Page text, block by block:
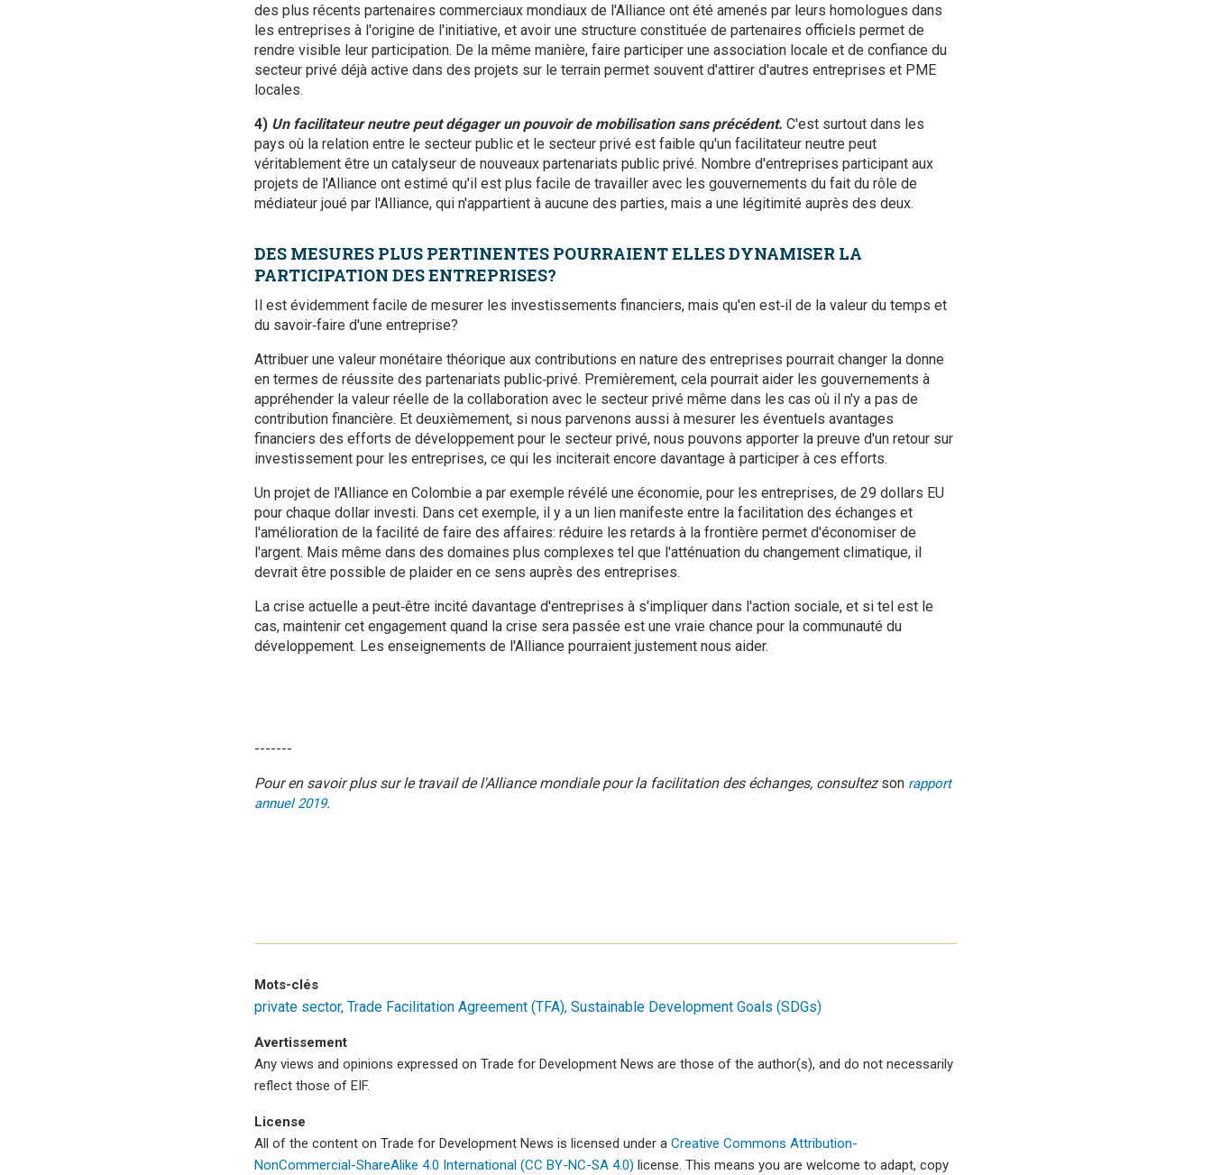
des plus récents partenaires commerciaux mondiaux de l'Alliance ont été amenés par leurs homologues dans
les entreprises à l'origine de l'initiative, et avoir une structure constituée de partenaires officiels permet de
rendre visible leur participation. De la même manière, faire participer une association locale et de confiance du
secteur privé déjà active dans des projets sur le terrain permet souvent d'attirer d'autres entreprises et PME
locales.
4) Un facilitateur neutre peut dégager un pouvoir de mobilisation sans précédent. C'est surtout dans les
pays où la relation entre le secteur public et le secteur privé est faible qu'un facilitateur neutre peut
véritablement être un catalyseur de nouveaux partenariats public privé. Nombre d'entreprises participant aux
projets de l'Alliance ont estimé qu'il est plus facile de travailler avec les gouvernements du fait du rôle de
médiateur joué par l'Alliance, qui n'appartient à aucune des parties, mais a une légitimité auprès des deux.
DES MESURES PLUS PERTINENTES POURRAIENT ELLES DYNAMISER LA
PARTICIPATION DES ENTREPRISES?
Il est évidemment facile de mesurer les investissements financiers, mais qu'en est‑il de la valeur du temps et
du savoir‑faire d'une entreprise?
Attribuer une valeur monétaire théorique aux contributions en nature des entreprises pourrait changer la donne
en termes de réussite des partenariats public‑privé. Premièrement, cela pourrait aider les gouvernements à
appréhender la valeur réelle de la collaboration avec le secteur privé même dans les cas où il n'y a pas de
contribution financière. Et deuxièmement, si nous parvenons aussi à mesurer les éventuels avantages
financiers des efforts de développement pour le secteur privé, nous pouvons apporter la preuve d'un retour sur
investissement pour les entreprises, ce qui les inciterait encore davantage à participer à ces efforts.
Un projet de l'Alliance en Colombie a par exemple révélé une économie, pour les entreprises, de 29 dollars EU
pour chaque dollar investi. Dans cet exemple, il y a un lien manifeste entre la facilitation des échanges et
l'amélioration de la facilité de faire des affaires: réduire les retards à la frontière permet d'économiser de
l'argent. Mais même dans des domaines plus complexes tel que l'atténuation du changement climatique, il
devrait être possible de plaider en ce sens auprès des entreprises.
La crise actuelle a peut‑être incité davantage d'entreprises à s'impliquer dans l'action sociale, et si tel est le
cas, maintenir cet engagement quand la crise sera passée est une vraie chance pour la communauté du
développement. Les enseignements de l'Alliance pourraient justement nous aider.
-------
Pour en savoir plus sur le travail de l'Alliance mondiale pour la facilitation des échanges, consultez son rapport
annuel 2019.
Mots-clés
private sector Trade Facilitation Agreement (TFA) Sustainable Development Goals (SDGs)
Avertissement
Any views and opinions expressed on Trade for Development News are those of the author(s), and do not necessarily
reflect those of EIF.
License
All of the content on Trade for Development News is licensed under a Creative Commons Attribution-
NonCommercial-ShareAlike 4.0 International (CC BY-NC-SA 4.0) license. This means you are welcome to adapt, copy